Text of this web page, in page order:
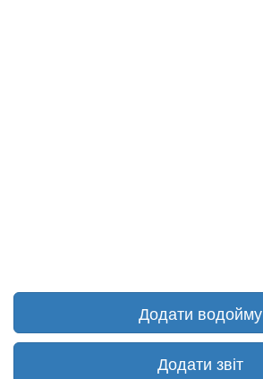
Додати водойму
Додати звіт